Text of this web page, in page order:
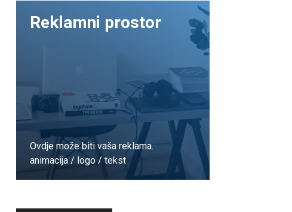
Reklamni prostor
Ovdje može biti vaša reklama.
animacija / logo / tekst